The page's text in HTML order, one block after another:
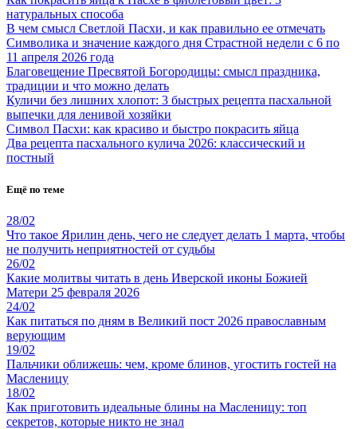
натуральных способа
В чем смысл Светлой Пасхи, и как правильно ее отмечать
Символика и значение каждого дня Страстной недели с 6 по
11 апреля 2026 года
Благовещение Пресвятой Богородицы: смысл праздника,
традиции и что можно делать
Куличи без лишних хлопот: 3 быстрых рецепта пасхальной
выпечки для ленивой хозяйки
Символ Пасхи: как красиво и быстро покрасить яйца
Два рецепта пасхального кулича 2026: классический и
постный
Ещё по теме
28/02
Что такое Ярилин день, чего не следует делать 1 марта, чтобы
не получить неприятностей от судьбы
26/02
Какие молитвы читать в день Иверской иконы Божией
Матери 25 февраля 2026
24/02
Как питаться по дням в Великий пост 2026 православным
верующим
19/02
Пальчики оближешь: чем, кроме блинов, угостить гостей на
Масленицу
18/02
Как приготовить идеальные блины на Масленицу: топ
секретов, которые никто не знал